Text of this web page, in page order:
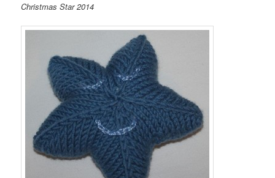
Christmas Star 2014